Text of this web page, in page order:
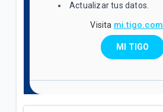
Actualizar tus datos.
Visita
MI TIGO